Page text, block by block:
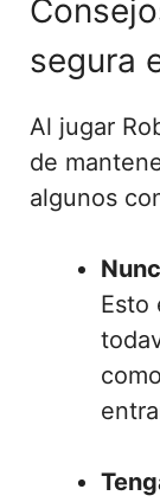
segura
Al jugar
de
algunos
Esto